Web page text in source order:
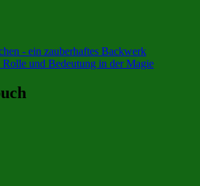
- ein zauberhaftes Backwerk
Rolle und Bedeutung in der Magie